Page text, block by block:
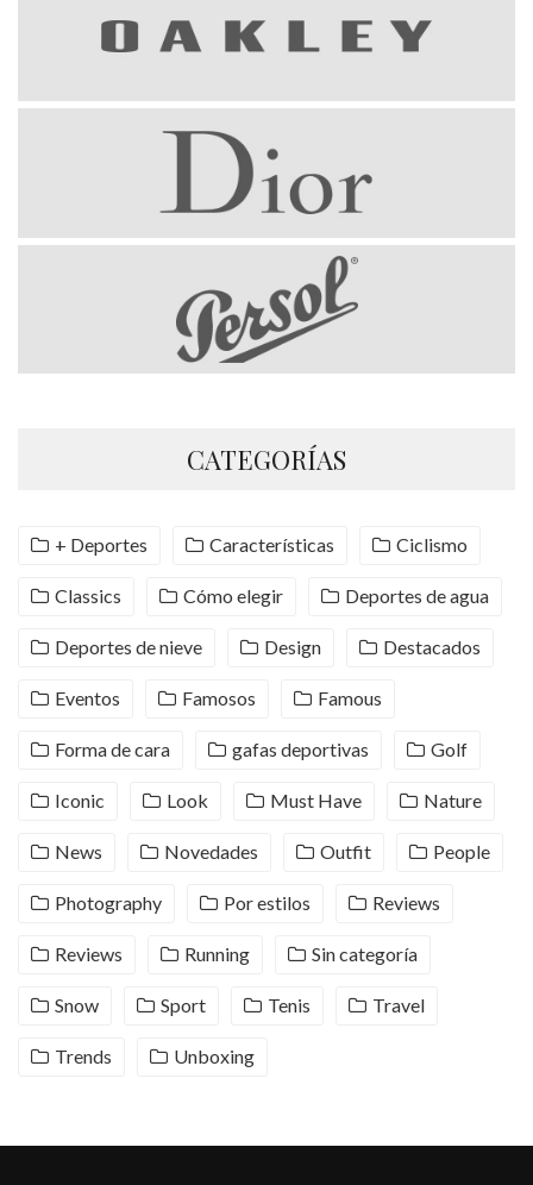
CATEGORÍAS
+ Deportes Características Ciclismo
Classics Cómo elegir Deportes de agua
Deportes de nieve Design Destacados
Eventos Famosos Famous
Forma de cara gafas deportivas Golf
Iconic Look Must Have Nature
News Novedades Outfit People
Photography Por estilos Reviews
Reviews Running Sin categoría
Snow Sport Tenis Travel
Trends Unboxing